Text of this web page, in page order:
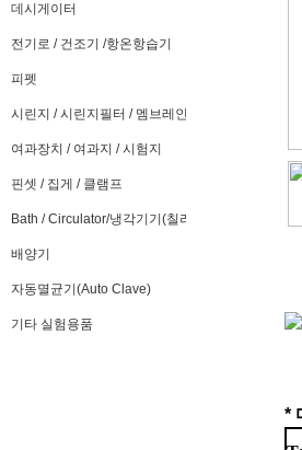
데시게이터
전기로 / 건조기 /항온항습기
피펫
시린지 / 시린지필터 / 멤브레인필터
여과장치 / 여과지 / 시험지
핀셋 / 집게 / 클램프
Bath / Circulator/냉각기기(칠러)
배양기
자동멸균기(Auto Clave)
기타 실험용품
*